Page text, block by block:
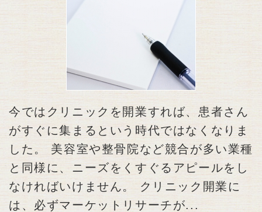
今ではクリニックを開業すれば、患者さん
がすぐに集まるという時代ではなくなりま
した。 美容室や整骨院など競合が多い業種
と同様に、ニーズをくすぐるアピールをし
なければいけません。 クリニック開業に
は、必ずマーケットリサーチが...